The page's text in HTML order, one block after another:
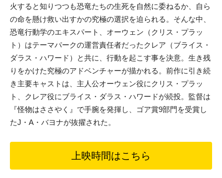
火すると知りつつも恐竜たちの生死を自然に委ねるか、自ら
の命を懸け救い出すかの究極の選択を迫られる。そんな中、
恐竜行動学のエキスパート、オーウェン（クリス・プラッ
ト）はテーマパークの運営責任者だったクレア（ブライス・
ダラス・ハワード）と共に、行動を起こす事を決意。生き残
りをかけた究極のアドベンチャーが描かれる。前作に引き続
き主要キャストは、主人公オーウェン役にクリス・プラッ
ト、クレア役にブライス・ダラス・ハワードが続投。監督は
『怪物はささやく』で手腕を発揮し、ゴア賞9部門を受賞し
たJ・A・バヨナが抜擢された。
上映時間はこちら